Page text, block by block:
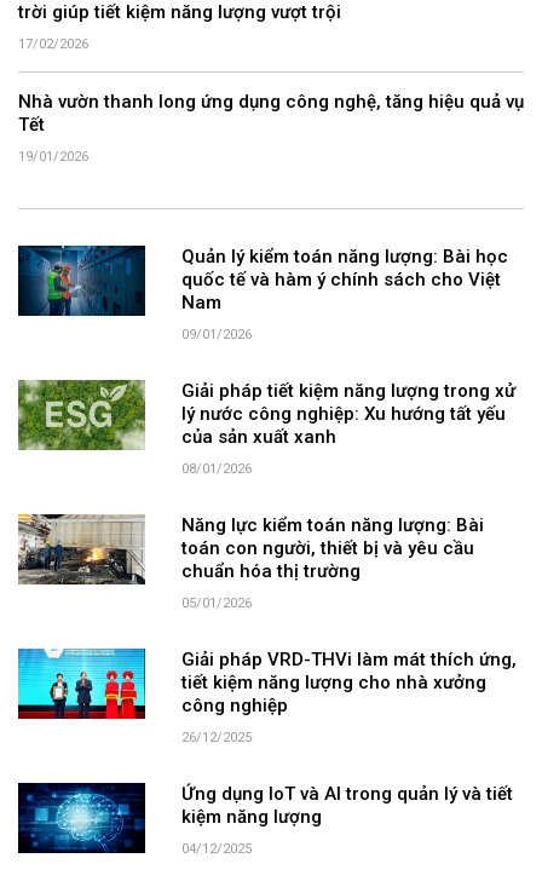
trời giúp tiết kiệm năng lượng vượt trội
17/02/2026
Nhà vườn thanh long ứng dụng công nghệ, tăng hiệu quả vụ
Tết
19/01/2026
Quản lý kiểm toán năng lượng: Bài học
quốc tế và hàm ý chính sách cho Việt
Nam
09/01/2026
Giải pháp tiết kiệm năng lượng trong xử
lý nước công nghiệp: Xu hướng tất yếu
của sản xuất xanh
08/01/2026
Năng lực kiểm toán năng lượng: Bài
toán con người, thiết bị và yêu cầu
chuẩn hóa thị trường
05/01/2026
Giải pháp VRD-THVi làm mát thích ứng,
tiết kiệm năng lượng cho nhà xưởng
công nghiệp
26/12/2025
Ứng dụng IoT và AI trong quản lý và tiết
kiệm năng lượng
04/12/2025